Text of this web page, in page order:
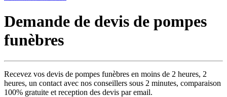
Demande de devis de pompes
funèbres
Recevez vos devis de pompes funèbres en moins de 2 heures, 2
heures, un contact avec nos conseillers sous 2 minutes, comparaison
100% gratuite et reception des devis par email.